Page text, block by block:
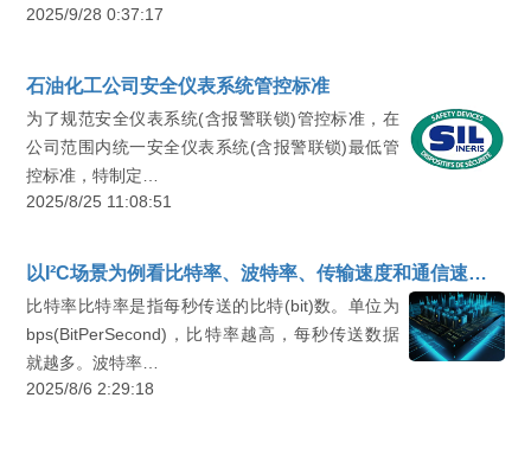
2025/9/28 0:37:17
石油化工公司安全仪表系统管控标准
为了规范安全仪表系统(含报警联锁)管控标准，在
公司范围内统一安全仪表系统(含报警联锁)最低管
控标准，特制定…
2025/8/25 11:08:51
以I²C场景为例看比特率、波特率、传输速度和通信速度的区别
比特率比特率是指每秒传送的比特(bit)数。单位为
bps(BitPerSecond)，比特率越高，每秒传送数据
就越多。波特率…
2025/8/6 2:29:18